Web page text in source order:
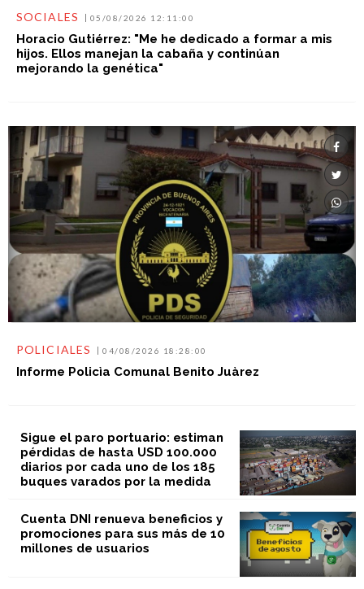
SOCIALES 05/08/2026 12:11:00
Horacio Gutiérrez: "Me he dedicado a formar a mis
hijos. Ellos manejan la cabaña y continúan
mejorando la genética"
POLICIALES 04/08/2026 18:28:00
Informe Policìa Comunal Benito Juàrez
Sigue el paro portuario: estiman
pérdidas de hasta USD 100.000
diarios por cada uno de los 185
buques varados por la medida
Cuenta DNI renueva beneficios y
promociones para sus más de 10
millones de usuarios